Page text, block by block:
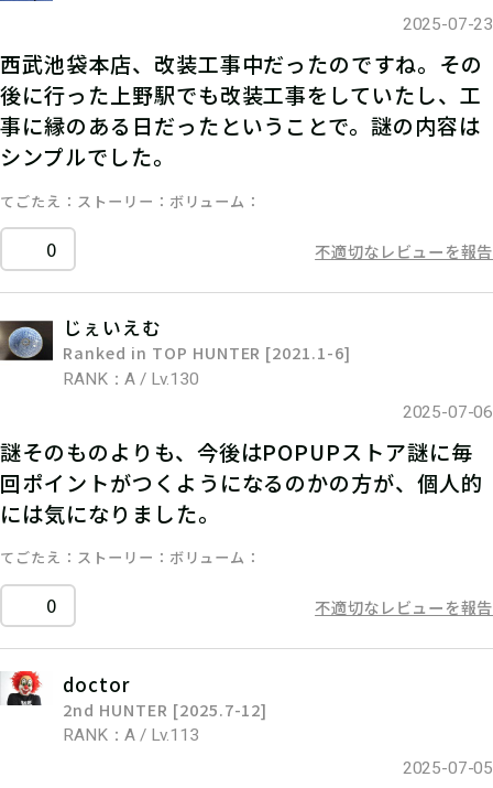
2025-07-23
西武池袋本店、改装工事中だったのですね。その
後に行った上野駅でも改装工事をしていたし、工
事に縁のある日だったということで。謎の内容は
シンプルでした。
てごたえ ストーリー ボリューム
0 不適切なレビューを報告
じぇいえむ
Ranked in TOP HUNTER [2021.1-6]
RANK：A / Lv.130
2025-07-06
謎そのものよりも、今後はPOPUPストア謎に毎
回ポイントがつくようになるのかの方が、個人的
には気になりました。
てごたえ ストーリー ボリューム
0 不適切なレビューを報告
doctor
2nd HUNTER [2025.7-12]
RANK：A / Lv.113
2025-07-05